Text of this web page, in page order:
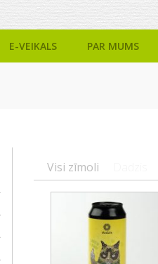
E-VEIKALS PAR MUMS
Visi zīmoli